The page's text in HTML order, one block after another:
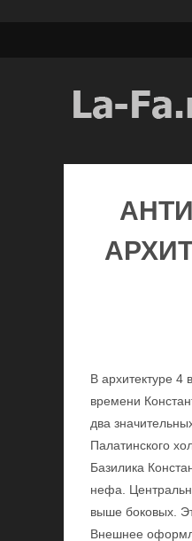
В архитектуре
времени
два
Палатинского
Базилика
нефа.
выше боковых.
Внешнее